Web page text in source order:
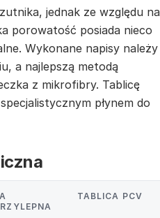
jednak ze względu na
porowatość posiada nieco
Wykonane napisy należy
a najlepszą metodą
z mikrofibry. Tablicę
płynem do
TABLICA PCV